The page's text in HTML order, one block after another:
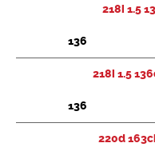
218i 1.5
136
218i 1.5
136
220d